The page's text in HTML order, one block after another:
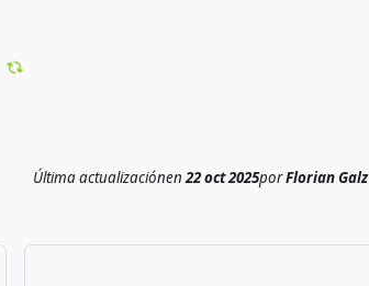
Última actualizaciónen22 oct 2025porFlorian Galz